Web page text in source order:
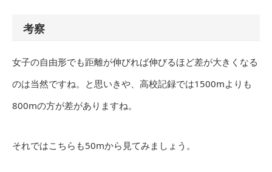
考察
女子の自由形でも距離が伸びれば伸びるほど差が大きくなる
のは当然ですね。と思いきや、高校記録では1500mよりも
800mの方が差がありますね。
それではこちらも50mから見てみましょう。